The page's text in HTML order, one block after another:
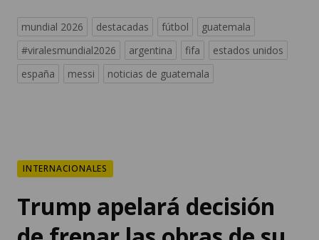
mundial 2026 destacadas fútbol
guatemala
#viralesmundial2026
argentina fifa
estados unidos
españa
messi noticias de guatemala
INTERNACIONALES
Trump apelará decisión